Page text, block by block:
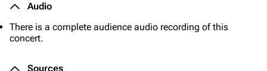
Audio
There is a complete audience audio recording of this
concert.
Sources